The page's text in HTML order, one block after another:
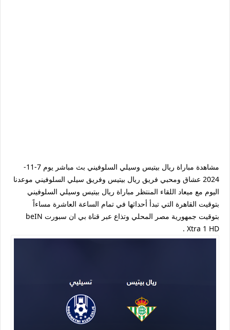
مشاهدة مباراة ريال بيتيس وسيلي السلوفيني بث مباشر يوم 7-11-
2024 عشاق ومحبي فريق ريال بيتيس وفريق سيلي السلوفيني موعدنا
اليوم مع ميعاد اللقاء المنتظر مباراة ريال بيتيس وسيلي السلوفيني
بتوقيت القاهرة التي تبدأ أحداثها في تمام الساعة العاشرة مساءاً
بتوقيت جمهورية مصر المحلي وتذاع عبر قناة بي ان سبورت beIN
Xtra 1 HD .